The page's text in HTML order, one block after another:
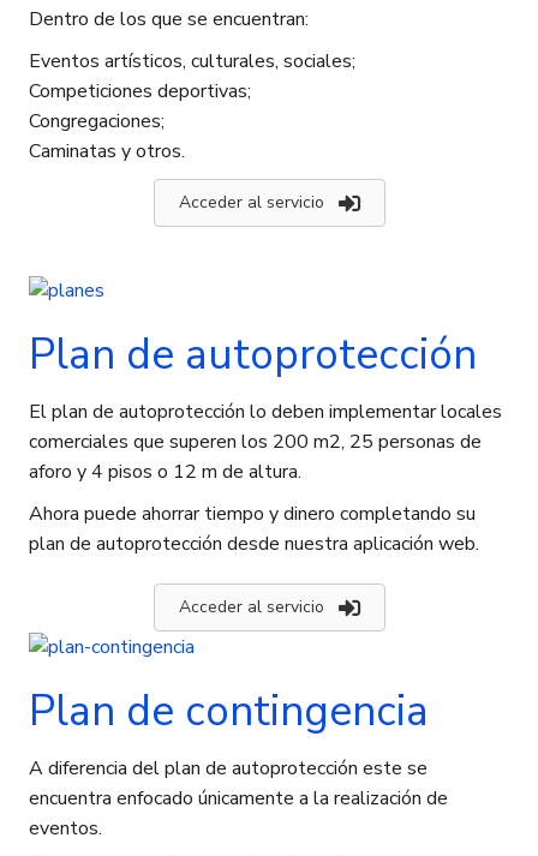
Dentro de los que se encuentran:
Eventos artísticos, culturales, sociales;
Competiciones deportivas;
Congregaciones;
Caminatas y otros.
Acceder al servicio
Plan de autoprotección
El plan de autoprotección lo deben implementar locales
comerciales que superen los 200 m2, 25 personas de
aforo y 4 pisos o 12 m de altura.
Ahora puede ahorrar tiempo y dinero completando su
plan de autoprotección desde nuestra aplicación web.
Acceder al servicio
Plan de contingencia
A diferencia del plan de autoprotección este se
encuentra enfocado únicamente a la realización de
eventos.